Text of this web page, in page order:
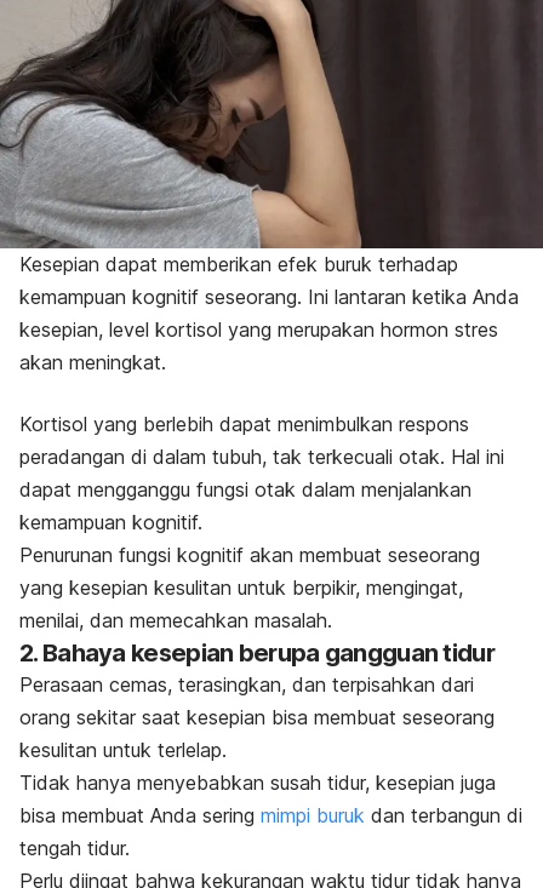
Kesepian dapat memberikan efek buruk terhadap
kemampuan kognitif seseorang. Ini lantaran ketika Anda
kesepian, level kortisol yang merupakan hormon stres
akan meningkat.
Kortisol yang berlebih dapat menimbulkan respons
peradangan di dalam tubuh, tak terkecuali otak. Hal ini
dapat mengganggu fungsi otak dalam menjalankan
kemampuan kognitif.
Penurunan fungsi kognitif akan membuat seseorang
yang kesepian kesulitan untuk berpikir, mengingat,
menilai, dan memecahkan masalah.
2. Bahaya kesepian berupa gangguan tidur
Perasaan cemas, terasingkan, dan terpisahkan dari
orang sekitar saat kesepian bisa membuat seseorang
kesulitan untuk terlelap.
Tidak hanya menyebabkan susah tidur, kesepian juga
bisa membuat Anda sering mimpi buruk dan terbangun di
tengah tidur.
Perlu diingat bahwa kekurangan waktu tidur tidak hanya